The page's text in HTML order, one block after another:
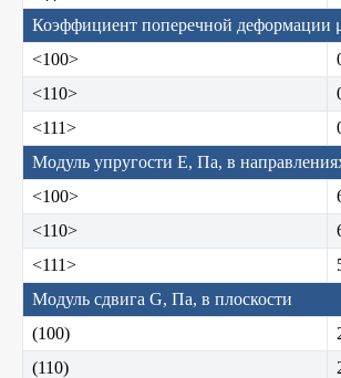
Коэффициент поперечной деформации
<100>
<110>
<111>
Модуль упругости E, Па, в
<100>
<110>
<111>
Модуль сдвига G, Па, в плоскости
(100)
(110)